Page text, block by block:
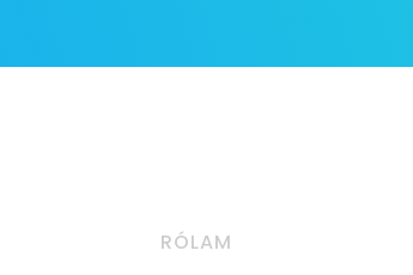
RÓLAM